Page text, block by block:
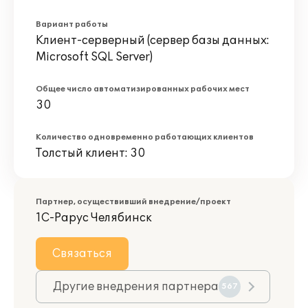
Вариант работы
Клиент-серверный (сервер базы данных:
Microsoft SQL Server)
Общее число автоматизированных рабочих мест
30
Количество одновременно работающих клиентов
Толстый клиент: 30
Партнер, осуществивший внедрение/проект
1С-Рарус Челябинск
Связаться
Другие внедрения партнера 567